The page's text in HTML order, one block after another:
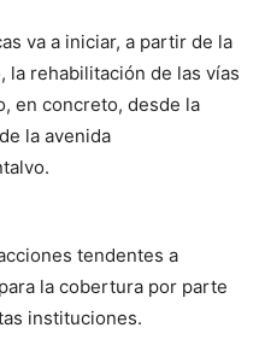
va a iniciar, a partir de la
la rehabilitación de las vías
en concreto, desde la
la avenida
tendentes a
la cobertura por parte
instituciones.